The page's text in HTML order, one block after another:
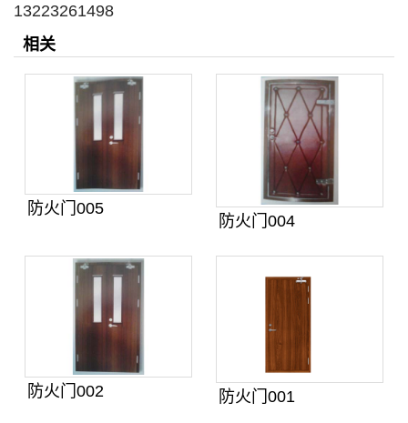
13223261498
相关
防火门005
防火门004
防火门002 防火门001